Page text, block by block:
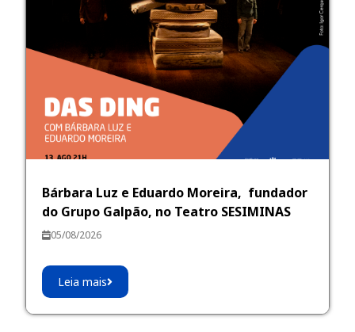
Bárbara Luz e Eduardo Moreira, fundador
do Grupo Galpão, no Teatro SESIMINAS
05/08/2026
Leia mais